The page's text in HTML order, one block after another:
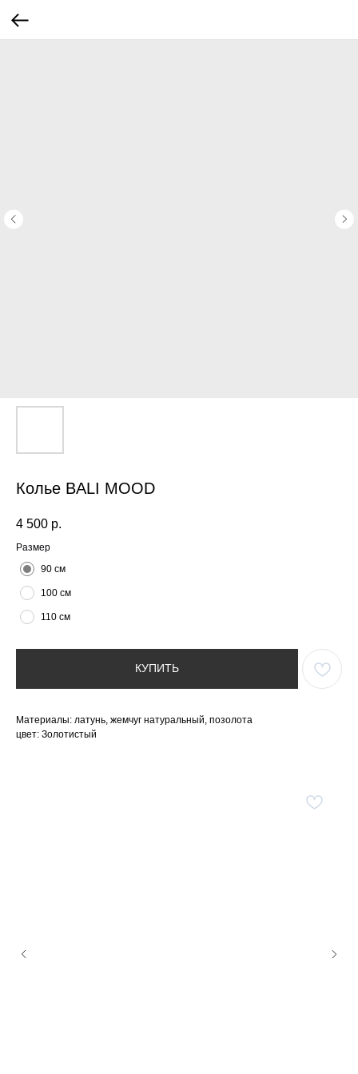
Колье BALI MOOD
4 500 р.
Размер
90 см
100 см
110 см
КУПИТЬ
Материалы: латунь, жемчуг натуральный, позолота
цвет: Золотистый